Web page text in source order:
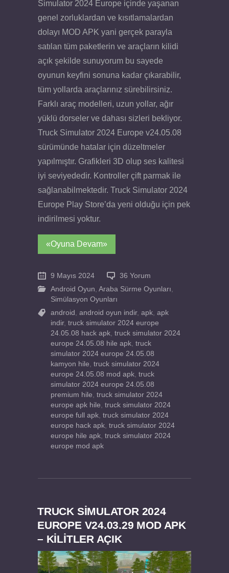
Simulator 2024 Europe içinde yaşanan
genel zorluklardan ve kısıtlamalardan
dolayı MOD APK yani gerçek parayla
satılan tüm paketlerin ve araçların kilidi
açık şekilde sunuyorum bu sayede
oyunun keyfini sonuna kadar çıkarabilir,
tüm yollarda araçlarınız sürebilirsiniz.
Farklı araç modelleri, uzun yollar, ağır
yüklü dorseler ve dahası sizleri bekliyor.
Truck Simulator 2024 Europe v24.05.08
sürümünde hatalar için düzeltmeler
yapılmıştır. Grafikleri 3D olup ses kalitesi
iyi seviyededir. Kontroller çift parmak ile
sağlanabilmektedir. Truck Simulator 2024
Europe Play Store’da yeni olduğu için pek
indirilmesi yoktur.
«Oyuna Devam»
9 Mayıs 2024
36 Yorum
Android Oyun Araba Sürme Oyunları
Simülasyon Oyunları
android android oyun indir, apk apk
indir, truck simulator 2024 europe
24.05.08 hack apk truck simulator 2024
europe 24.05.08 hile apk truck
simulator 2024 europe 24.05.08
kamyon hile truck simulator 2024
europe 24.05.08 mod apk truck
simulator 2024 europe 24.05.08
premium hile truck simulator 2024
europe apk hile truck simulator 2024
europe full apk truck simulator 2024
europe hack apk truck simulator 2024
europe hile apk truck simulator 2024
europe mod apk
TRUCK SIMULATOR 2024
EUROPE V24.03.29 MOD APK
– KILITLER AÇIK